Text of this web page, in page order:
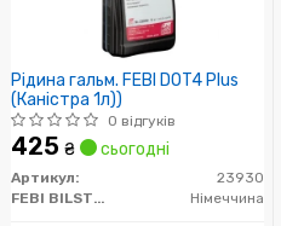
Рідина гальм. FEBI DOT4 Plus
(Каністра 1л))
0 відгуків
425 ₴ сьогодні
Артикул:
23930
FEBI BILSTEIN
Німеччина